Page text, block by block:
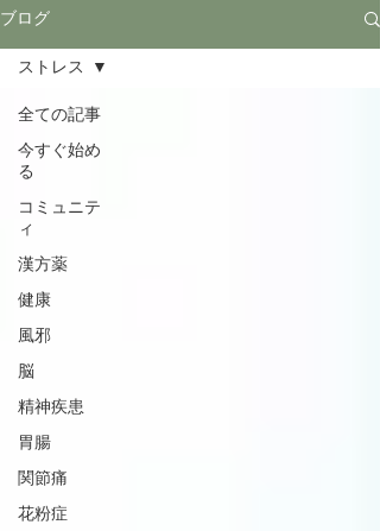
ブログ
全ての記事
今すぐ始め
る
コミュニテ
ィ
漢方薬
健康
風邪
脳
精神疾患
胃腸
関節痛
花粉症
ストレス